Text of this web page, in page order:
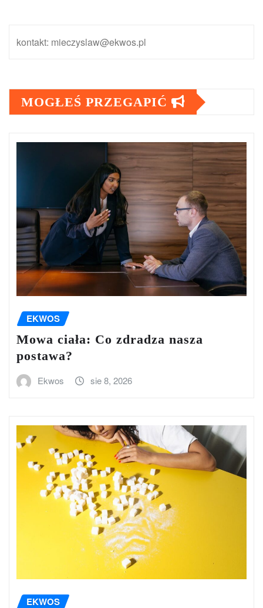
kontakt: mieczyslaw@ekwos.pl
MOGŁEŚ PRZEGAPIĆ
EKWOS
Mowa ciała: Co zdradza nasza
postawa?
Ekwos sie 8, 2026
EKWOS